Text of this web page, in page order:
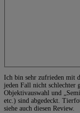
Ich bin sehr zufrieden mit
jeden Fall nicht schlechter
Objektivauswahl und
etc.) sind abgedeckt.
siehe auch diesen Review.